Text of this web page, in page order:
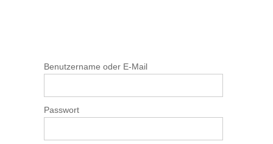
Benutzername oder E-Mail
Passwort